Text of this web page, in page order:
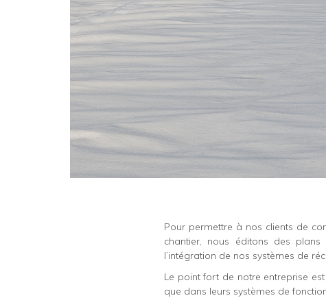
Pour permettre à nos clients de
chantier, nous éditons des plans
l’intégration de nos systèmes de
Le point fort de notre entreprise
que dans leurs systèmes de